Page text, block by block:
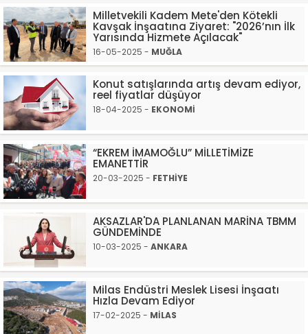
Milletvekili Kadem Mete'den Kötekli
Kavşak İnşaatına Ziyaret: "2026’nın İlk
Yarısında Hizmete Açılacak"
16-05-2025 - MUĞLA
Konut satışlarında artış devam ediyor,
reel fiyatlar düşüyor
18-04-2025 - EKONOMİ
“EKREM İMAMOĞLU” MİLLETİMİZE
EMANETTİR
20-03-2025 - FETHİYE
AKSAZLAR'DA PLANLANAN MARİNA TBMM
GÜNDEMİNDE
10-03-2025 - ANKARA
Milas Endüstri Meslek Lisesi İnşaatı
Hızla Devam Ediyor
17-02-2025 - MİLAS